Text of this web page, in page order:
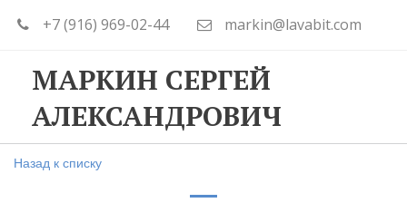
+7 (916) 969-02-44 markin@lavabit.com
МАРКИН СЕРГЕЙ
АЛЕКСАНДРОВИЧ
Назад к списку